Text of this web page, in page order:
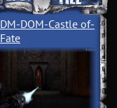
DM-DOM-Castle of­
Fate